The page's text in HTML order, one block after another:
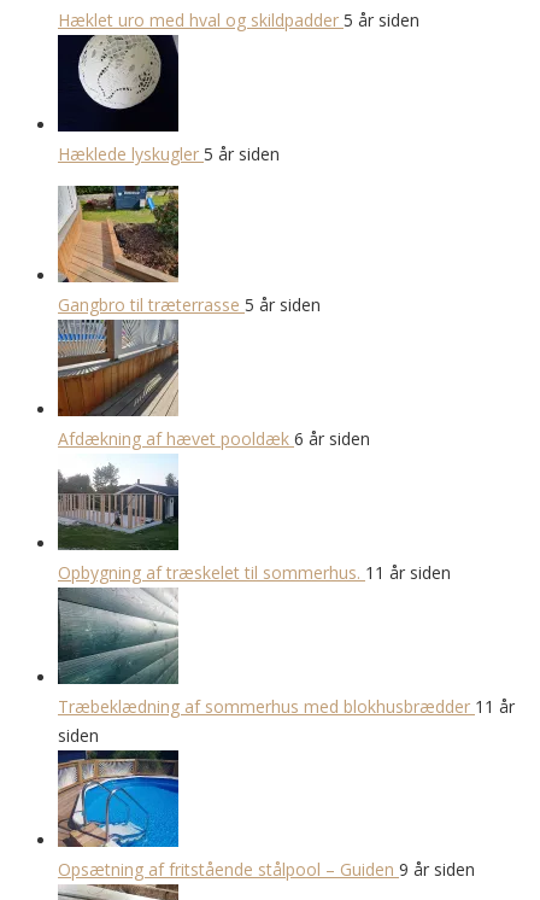
Hæklet uro med hval og skildpadder 5 år siden
Hæklede lyskugler 5 år siden
Gangbro til træterrasse 5 år siden
Afdækning af hævet pooldæk 6 år siden
Opbygning af træskelet til sommerhus. 11 år siden
Træbeklædning af sommerhus med blokhusbrædder 11 år
siden
Opsætning af fritstående stålpool – Guiden 9 år siden